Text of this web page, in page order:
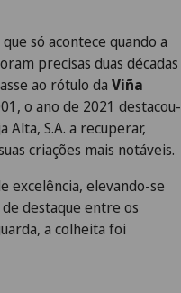
só acontece quando a
precisas duas décadas
ao rótulo da Viña
o ano de 2021 destacou-
Alta, S.A. a recuperar,
criações mais notáveis.
excelência, elevando-se
destaque entre os
a colheita foi